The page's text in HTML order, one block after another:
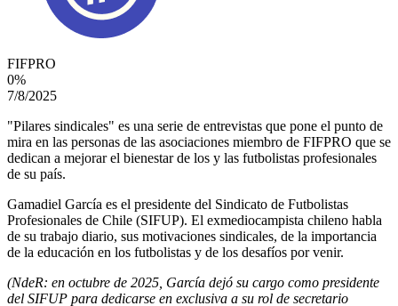
FIFPRO
0%
7/8/2025
"Pilares sindicales" es una serie de entrevistas que pone el punto de
mira en las personas de las asociaciones miembro de FIFPRO que se
dedican a mejorar el bienestar de los y las futbolistas profesionales
de su país.
Gamadiel García es el presidente del Sindicato de Futbolistas
Profesionales de Chile (SIFUP). El exmediocampista chileno habla
de su trabajo diario, sus motivaciones sindicales, de la importancia
de la educación en los futbolistas y de los desafíos por venir.
(NdeR: en octubre de 2025, García dejó su cargo como presidente
del SIFUP para dedicarse en exclusiva a su rol de secretario